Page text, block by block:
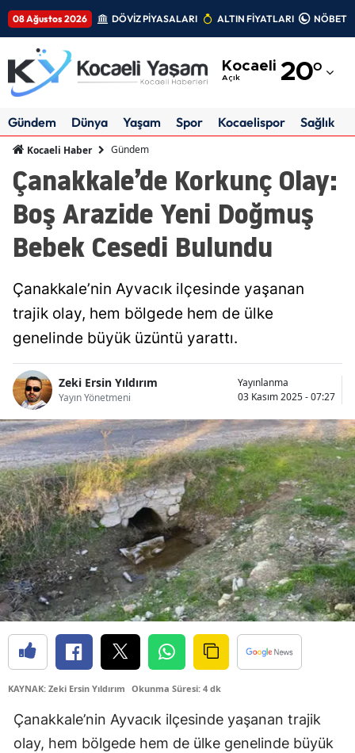
08 Ağustos 2026 DÖVİZ PİYASALARI ALTIN FİYATLARI
Kocaeli
Açık 20°
Adıyaman
Amasya
Ankara
Antalya
Aydın
Bingöl
Bitlis
Bolu
Burdur
Bursa
Çanakkale
Çankırı
Çorum
Denizli
Edirne
Gündem Dünya Yaşam Spor Kocaelispor Sağlık
Kocaeli Haber Gündem
Çanakkale’de Korkunç Olay:
Boş Arazide Yeni Doğmuş
Bebek Cesedi Bulundu
Çanakkale’nin Ayvacık ilçesinde yaşanan
trajik olay, hem bölgede hem de ülke
genelinde büyük üzüntü yarattı.
Zeki Ersin Yıldırım
Yayın Yönetmeni
Yayınlanma
03 Kasım 2025 - 07:27
KAYNAK: Zeki Ersin Yıldırım Okunma Süresi: 4 dk
Çanakkale’nin Ayvacık ilçesinde yaşanan trajik
olay, hem bölgede hem de ülke genelinde büyük